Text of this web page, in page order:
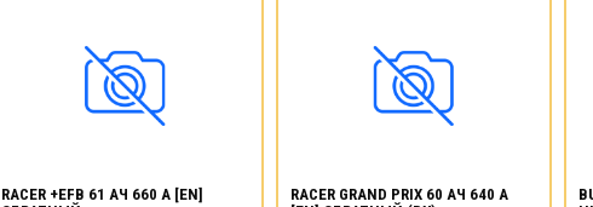
RACER +EFB 61 АЧ 660 А [EN]
RACER GRAND PRIX 60 АЧ 640 А